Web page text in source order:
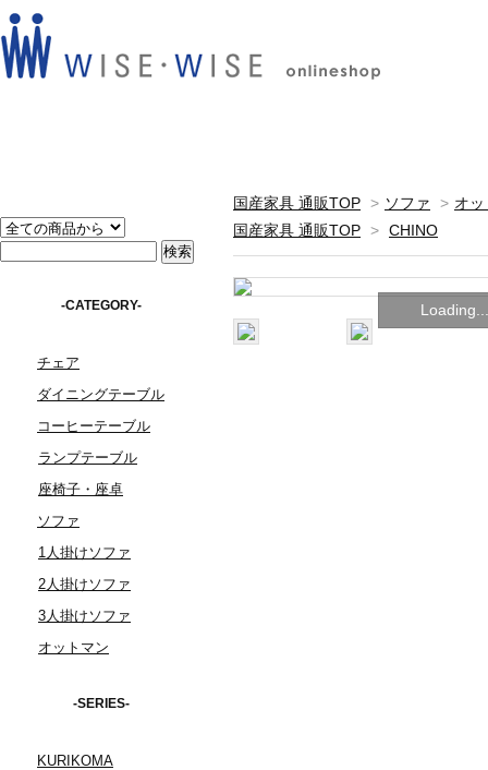
国産家具 通販TOP > ソファ > オ
国産家具 通販TOP > CHINO
-CATEGORY-
チェア
ダイニングテーブル
コーヒーテーブル
ランプテーブル
座椅子・座卓
ソファ
1人掛けソファ
2人掛けソファ
3人掛けソファ
オットマン
-SERIES-
KURIKOMA